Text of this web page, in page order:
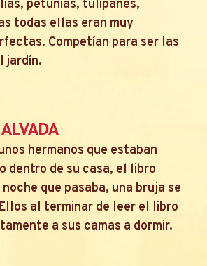
petunias, tulipanes,
todas ellas eran muy
Competían para ser las
jardín.
hermanos que estaban
dentro de su casa, el libro
que pasaba, una bruja se
al terminar de leer el libro
a sus camas a dormir.